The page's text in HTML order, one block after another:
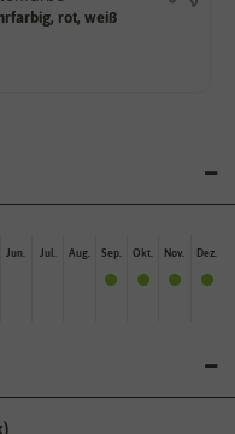
rot, weiß
auch mehrfarbig sein.
Jun. Jul. Aug. Sep. Okt. Nov. Dez.